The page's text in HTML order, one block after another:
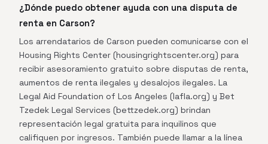
¿Dónde puedo obtener ayuda con una disputa de
renta en Carson?
Los arrendatarios de Carson pueden comunicarse con el
Housing Rights Center (housingrightscenter.org) para
recibir asesoramiento gratuito sobre disputas de renta,
aumentos de renta ilegales y desalojos ilegales. La
Legal Aid Foundation of Los Angeles (lafla.org) y Bet
Tzedek Legal Services (bettzedek.org) brindan
representación legal gratuita para inquilinos que
califiquen por ingresos. También puede llamar a la línea